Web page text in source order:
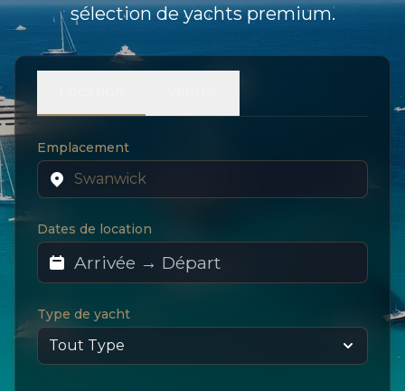
sélection de yachts premium.
Emplacement
Dates de location
Type de yacht